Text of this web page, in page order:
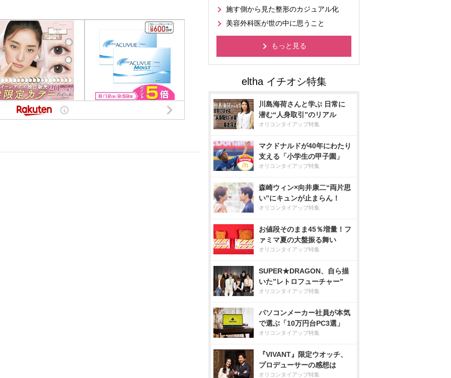
施す側から見た整形のカジュアル化
美容外科医が世の中に思うこと
もっと見る
川島海荷さんと学ぶ 日常に
潜む“人身取引”のリアル
オリコンタイアップ特集
マクドナルドが40年にわたり
支える「小学生の甲子園」
オリコンタイアップ特集
森崎ウィン×向井康二“両片思
い”にキュンが止まらん！
オリコンタイアップ特集
お値段そのまま45％増量！フ
ァミマ夏の大盤振る舞い
オリコンタイアップ特集
SUPER★DRAGON、自ら描
いた”レトロフューチャー”
オリコンタイアップ特集
パソコンメーカー社員が本気
で選ぶ「10万円台PC3選」
オリコンタイアップ特集
『VIVANT』限定ウオッチ、
プロデューサーの感想は
オリコンタイアップ特集